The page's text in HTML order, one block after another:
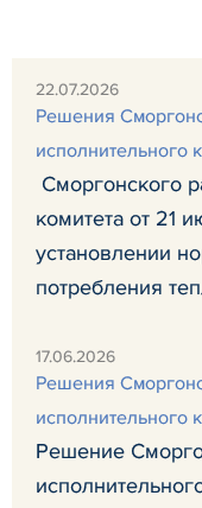
22.07.2026
Решения
исполнительного
Сморгонского
комитета от
установлении
потребления
17.06.2026
Решения
исполнительного
Решение